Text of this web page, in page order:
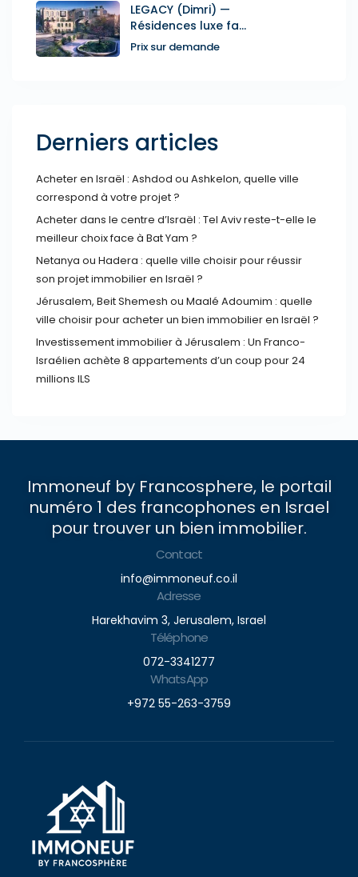
LEGACY (Dimri) —
Résidences luxe fa...
Prix sur demande
Derniers articles
Acheter en Israël : Ashdod ou Ashkelon, quelle ville
correspond à votre projet ?
Acheter dans le centre d’Israël : Tel Aviv reste-t-elle le
meilleur choix face à Bat Yam ?
Netanya ou Hadera : quelle ville choisir pour réussir
son projet immobilier en Israël ?
Jérusalem, Beit Shemesh ou Maalé Adoumim : quelle
ville choisir pour acheter un bien immobilier en Israël ?
Investissement immobilier à Jérusalem : Un Franco-
Israélien achète 8 appartements d’un coup pour 24
millions ILS
Immoneuf by Francosphere, le portail
numéro 1 des francophones en Israel
pour trouver un bien immobilier.
Contact
info@immoneuf.co.il
Adresse
Harekhavim 3, Jerusalem, Israel
Téléphone
072-3341277
WhatsApp
+972 55-263-3759